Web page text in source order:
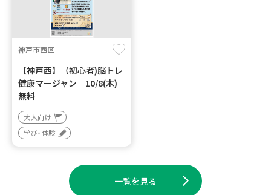
神戸市西区
【神戸西】（初心者)脳トレ
健康マージャン 10/8(木)
無料
大人向け
学び・体験
一覧を見る